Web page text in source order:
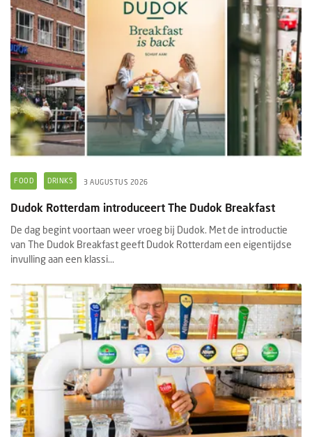
FOOD DRINKS 3 AUGUSTUS 2026
Dudok Rotterdam introduceert The Dudok Breakfast
De dag begint voortaan weer vroeg bij Dudok. Met de introductie
van The Dudok Breakfast geeft Dudok Rotterdam een eigentijdse
invulling aan een klassi...